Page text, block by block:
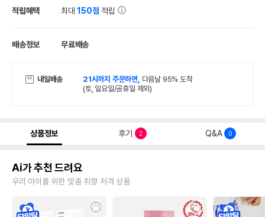
적립혜택 최대150점 적립
배송정보 무료배송
내일배송 21시까지 주문하면, 다음날 95% 도착
(토, 일요일/공휴일 제외)
상품정보 후기 2 Q&A 0
Ai가 추천 드려요
우리 아이를 위한 맞춤 취향 저격 상품